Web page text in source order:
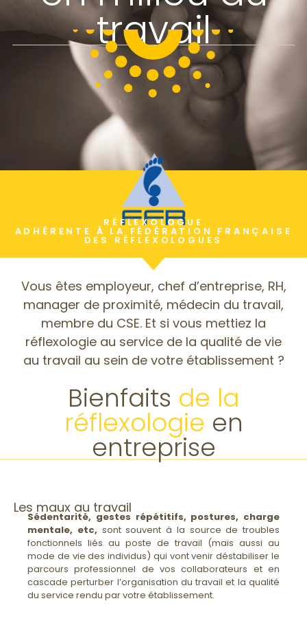
travail
RÉFLEXOLOGUE
ADHÉRENTE À LA FÉDÉRATION FRANÇAISE
DES RÉFLEXOLOGUES
Vous êtes employeur, chef d’entreprise, RH,
manager de proximité, médecin du travail,
membre du CSE. Et si vous mettiez la
réflexologie au service de la qualité de vie
au travail au sein de votre établissement ?
Bienfaits de la
réflexologie en
entreprise
Les maux au travail
Sédentarité, gestes répétitifs, postures, charge
mentale, etc, sont souvent à la source de troubles
fonctionnels liés au poste de travail (mais aussi au
mode de vie des individus) qui vont venir déstabiliser le
parcours professionnel de vos collaborateurs et en
cascade perturber l’organisation du travail et la qualité
du service rendu par votre établissement.